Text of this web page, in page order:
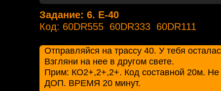
Задание: 6. Е-40
Код: 60DR555 60DR333 60DR111
Отправляйся на трассу 40. У тебя
Взгляни на нее в другом свете.
Прим: КО2+,2+,2+. Код составной 20м.
ДОП. ВРЕМЯ 20 минут.